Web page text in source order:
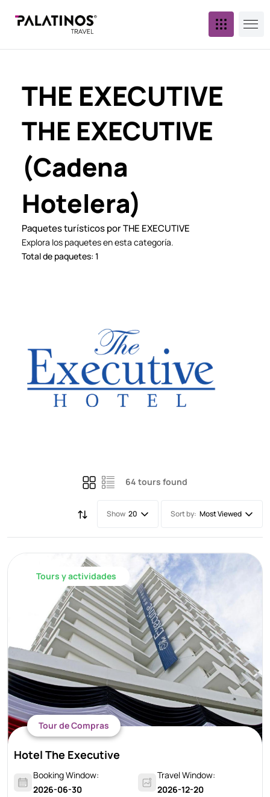
THE EXECUTIVE
THE EXECUTIVE
(Cadena
Hotelera)
Paquetes turísticos por THE EXECUTIVE
Explora los paquetes en esta categoría.
Total de paquetes: 1
64 tours found
Show 20 Sort by: Most Viewed
Tours y actividades
Tour de Compras
Hotel The Executive
Booking Window:
2026-06-30
Travel Window:
2026-12-20